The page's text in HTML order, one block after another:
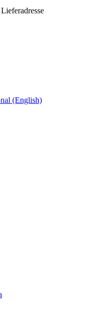
(English)